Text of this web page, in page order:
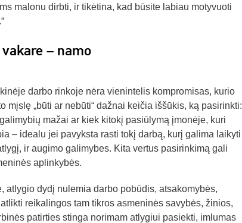
malonu dirbti, ir tikėtina, kad būsite labiau motyvuoti
– namo
darbo rinkoje nėra vienintelis kompromisas, kurio
„būti ar nebūti“ dažnai keičia iššūkis, ką pasirinkti:
mažai ar kiek kitokį pasiūlymą įmonėje, kuri
– idealu jei pavyksta rasti tokį darbą, kurį galima laikyti
ir augimo galimybes. Kita vertus pasirinkimą gali
aplinkybės.
atlygio dydį nulemia darbo pobūdis, atsakomybės,
reikalingos tam tikros asmeninės savybės, žinios,
patirties stinga norimam atlygiui pasiekti, imlumas